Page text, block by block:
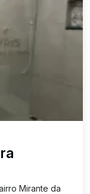
Mirante da